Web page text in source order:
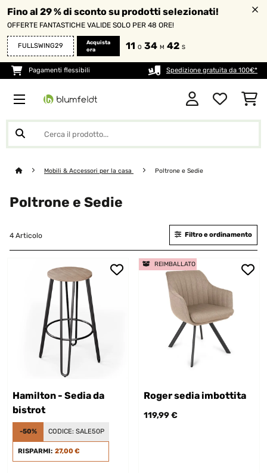
Fino al 29 % di sconto su prodotti selezionati!
OFFERTE FANTASTICHE VALIDE SOLO PER 48 ORE!
FULLSWING29
Acquista
ora
11 O 34 M 42 S
Pagamenti flessibili Spedizione gratuita da 100€*
Mobili & Accessori per la casa Poltrone e Sedie
Poltrone e Sedie
4 Articolo Filtro e ordinamento
Hamilton - Sedia da
bistrot
-50% CODICE: SALE50P
RISPARMI: 27,00 €
Roger sedia imbottita
119,99 €
REIMBALLATO